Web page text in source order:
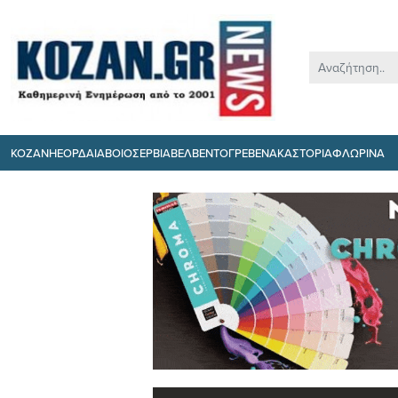
ΚΟΖΑΝΗΕΟΡΔΑΙΑΒΟΙΟΣΕΡΒΙΑΒΕΛΒΕΝΤΟΓΡΕΒΕΝΑΚΑΣΤΟΡΙΑΦΛΩΡΙΝΑ